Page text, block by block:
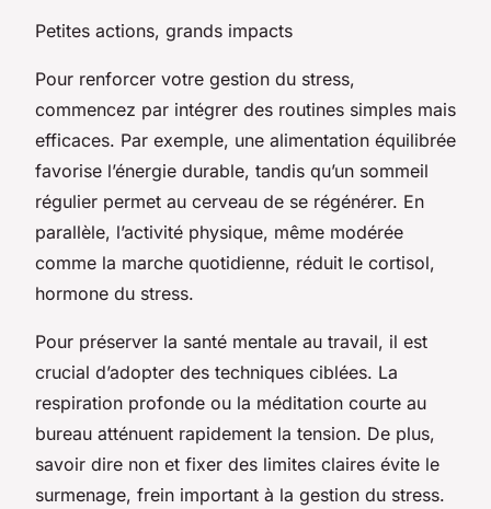
Petites actions, grands impacts
Pour renforcer votre gestion du stress,
commencez par intégrer des routines simples mais
efficaces. Par exemple, une alimentation équilibrée
favorise l’énergie durable, tandis qu’un sommeil
régulier permet au cerveau de se régénérer. En
parallèle, l’activité physique, même modérée
comme la marche quotidienne, réduit le cortisol,
hormone du stress.
Pour préserver la santé mentale au travail, il est
crucial d’adopter des techniques ciblées. La
respiration profonde ou la méditation courte au
bureau atténuent rapidement la tension. De plus,
savoir dire non et fixer des limites claires évite le
surmenage, frein important à la gestion du stress.